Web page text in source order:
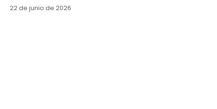
22 de junio de 2026